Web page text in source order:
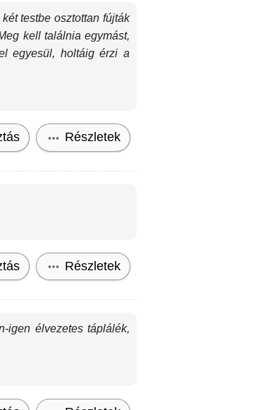
testbe osztottan fújták
kell találnia egymást,
egyesül, holtáig érzi a
Részletek
Részletek
igen élvezetes táplálék,